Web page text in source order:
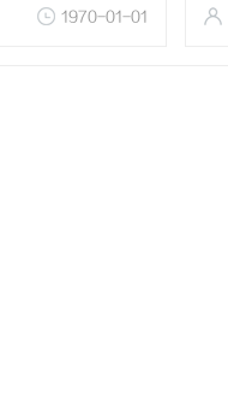
1970-01-01